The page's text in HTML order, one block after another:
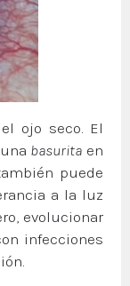
ojo seco. El
basurita en
puede
a la luz
evolucionar
infecciones